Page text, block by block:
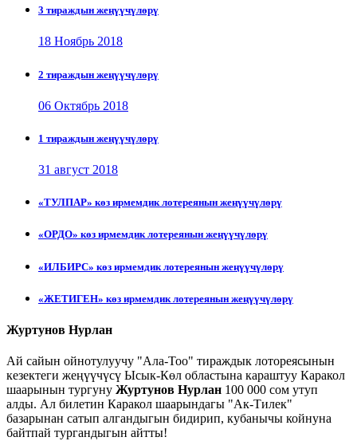
3 тираждын жеңүүчүлөрү
18 Ноябрь 2018
2 тираждын жеңүүчүлөрү
06 Октябрь 2018
1 тираждын жеңүүчүлөрү
31 август 2018
«ТУЛПАР» көз ирмемдик лотереянын жеңүүчүлөрү
«ОРДО» көз ирмемдик лотереянын жеңүүчүлөрү
«ИЛБИРС» көз ирмемдик лотереянын жеңүүчүлөрү
«ЖЕТИГЕН» көз ирмемдик лотереянын жеңүүчүлөрү
Журтунов Нурлан
Ай сайын ойнотулуучу "Ала-Тоо" тираждык лотореясынын
кезектеги жеңүүчүсү Ысык-Көл областына караштуу Каракол
шаарынын тургуну Журтунов Нурлан 100 000 сом утуп
алды. Ал билетин Каракол шаарындагы "Ак-Тилек"
базарынан сатып алгандыгын бидирип, кубанычы койнуна
байтпай тургандыгын айтты!